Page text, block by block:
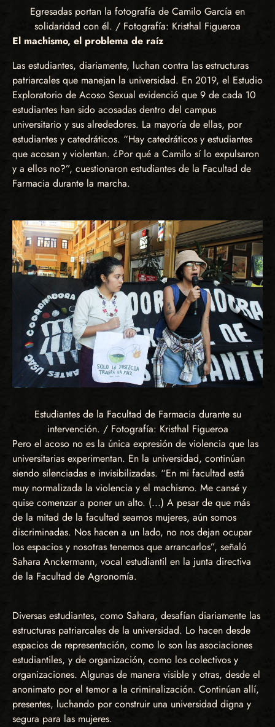
Egresadas portan la fotografía de Camilo García en
solidaridad con él. / Fotografía: Kristhal Figueroa
El machismo, el problema de raíz
Las estudiantes, diariamente, luchan contra las estructuras
patriarcales que manejan la universidad. En 2019, el Estudio
Exploratorio de Acoso Sexual evidenció que 9 de cada 10
estudiantes han sido acosadas dentro del campus
universitario y sus alrededores. La mayoría de ellas, por
estudiantes y catedráticos. “Hay catedráticos y estudiantes
que acosan y violentan. ¿Por qué a Camilo sí lo expulsaron
y a ellos no?”, cuestionaron estudiantes de la Facultad de
Farmacia durante la marcha.
Estudiantes de la Facultad de Farmacia durante su
intervención. / Fotografía: Kristhal Figueroa
Pero el acoso no es la única expresión de violencia que las
universitarias experimentan. En la universidad, continúan
siendo silenciadas e invisibilizadas. “En mi facultad está
muy normalizada la violencia y el machismo. Me cansé y
quise comenzar a poner un alto. (...) A pesar de que más
de la mitad de la facultad seamos mujeres, aún somos
discriminadas. Nos hacen a un lado, no nos dejan ocupar
los espacios y nosotras tenemos que arrancarlos”, señaló
Sahara Anckermann, vocal estudiantil en la junta directiva
de la Facultad de Agronomía.
Diversas estudiantes, como Sahara, desafían diariamente las
estructuras patriarcales de la universidad. Lo hacen desde
espacios de representación, como lo son las asociaciones
estudiantiles, y de organización, como los colectivos y
organizaciones. Algunas de manera visible y otras, desde el
anonimato por el temor a la criminalización. Continúan allí,
presentes, luchando por construir una universidad digna y
segura para las mujeres.